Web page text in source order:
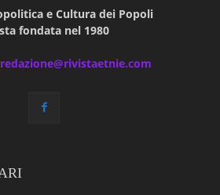
e Cultura dei Popoli
fondata nel 1980
redazione@rivistaetnie.com